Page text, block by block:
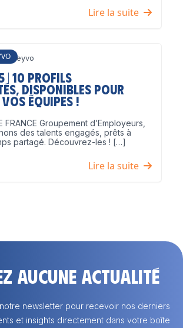
Lire la suite
Geyvo
| 10 profils
disponibles pour
équipes !
FRANCE Groupement d’Employeurs,
des talents engagés, prêts à
partagé. Découvrez-les ! […]
Lire la suite
aucune actualité
newsletter pour recevoir nos derniers
et insights directement dans votre boîte